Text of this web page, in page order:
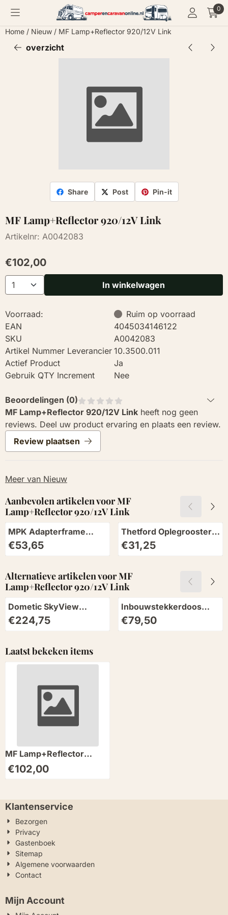
Cookievoorkeuren zijn momenteel gesloten. 0
Home / Nieuw / MF Lamp+Reflector 920/12V Link
overzicht
Share Post Pin-it
MF Lamp+Reflector 920/12V Link
Artikelnr: A0042083
€102,00
Aantal In winkelwagen
Voorraad:
Ruim op voorraad
EAN
4045034146122
SKU
A0042083
Artikel Nummer Leverancier 10.3500.011
Actief Product
Ja
Gebruik QTY Increment
Nee
Beoordelingen (0)
MF Lamp+Reflector 920/12V Link heeft nog geen
reviews. Deel uw product ervaring en plaats een review.
Review plaatsen
Meer van Nieuw
Aanbevolen artikelen voorMF
Lamp+Reflector 920/12V Link
MPK Adapterframe
70x50 Ducato
Achterzijde Zwart
Prijs: 53,65
€53,65
Thetford Oplegrooster
T1090/T2090
Prijs: 31,25
€31,25
Alternatieve artikelen voorMF
Lamp+Reflector 920/12V Link
Dometic SkyView
Verduisteringsrollo
Prijs: 224,75
€224,75
Inbouwstekkerdoos
Design 2014
230V/12V/Sat Antraciet
Prijs: 79,50
€79,50
Laatst bekeken items
MF Lamp+Reflector
920/12V Link
€102,00
Klantenservice
Bezorgen
Privacy
Gastenboek
Sitemap
Algemene voorwaarden
Contact
Mijn Account